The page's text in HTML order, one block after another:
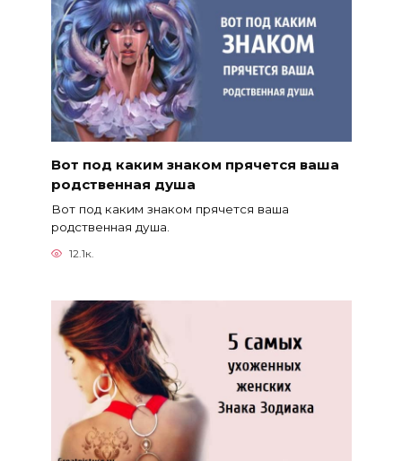
Вот под каким знаком прячется ваша
родственная душа
Вот под каким знаком прячется ваша
родственная душа.
12.1к.